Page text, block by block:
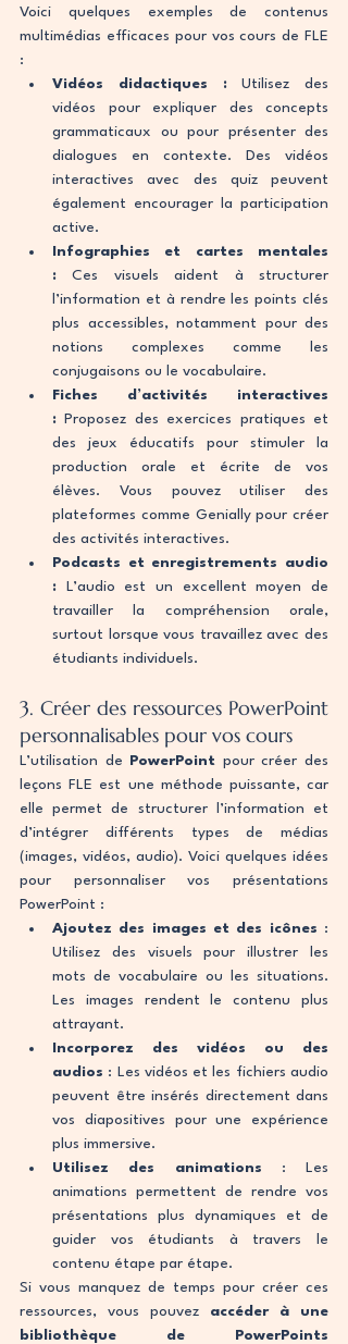
Voici quelques exemples de contenus
multimédias efficaces pour vos cours de FLE
:
Vidéos didactiques : Utilisez des
vidéos pour expliquer des concepts
grammaticaux ou pour présenter des
dialogues en contexte. Des vidéos
interactives avec des quiz peuvent
également encourager la participation
active.
Infographies et cartes mentales
: Ces visuels aident à structurer
l’information et à rendre les points clés
plus accessibles, notamment pour des
notions complexes comme les
conjugaisons ou le vocabulaire.
Fiches d’activités interactives
: Proposez des exercices pratiques et
des jeux éducatifs pour stimuler la
production orale et écrite de vos
élèves. Vous pouvez utiliser des
plateformes comme Genially pour créer
des activités interactives.
Podcasts et enregistrements audio
: L’audio est un excellent moyen de
travailler la compréhension orale,
surtout lorsque vous travaillez avec des
étudiants individuels.
3. Créer des ressources PowerPoint
personnalisables pour vos cours
L’utilisation de PowerPoint pour créer des
leçons FLE est une méthode puissante, car
elle permet de structurer l’information et
d’intégrer différents types de médias
(images, vidéos, audio). Voici quelques idées
pour personnaliser vos présentations
PowerPoint :
Ajoutez des images et des icônes :
Utilisez des visuels pour illustrer les
mots de vocabulaire ou les situations.
Les images rendent le contenu plus
attrayant.
Incorporez des vidéos ou des
audios : Les vidéos et les fichiers audio
peuvent être insérés directement dans
vos diapositives pour une expérience
plus immersive.
Utilisez des animations : Les
animations permettent de rendre vos
présentations plus dynamiques et de
guider vos étudiants à travers le
contenu étape par étape.
Si vous manquez de temps pour créer ces
ressources, vous pouvez accéder à une
bibliothèque de PowerPoints